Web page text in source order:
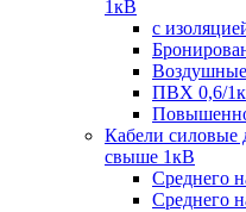
1кВ
c
ПВХ 0,6/
Кабели силовые
свыше 1кВ
Среднего
Среднего